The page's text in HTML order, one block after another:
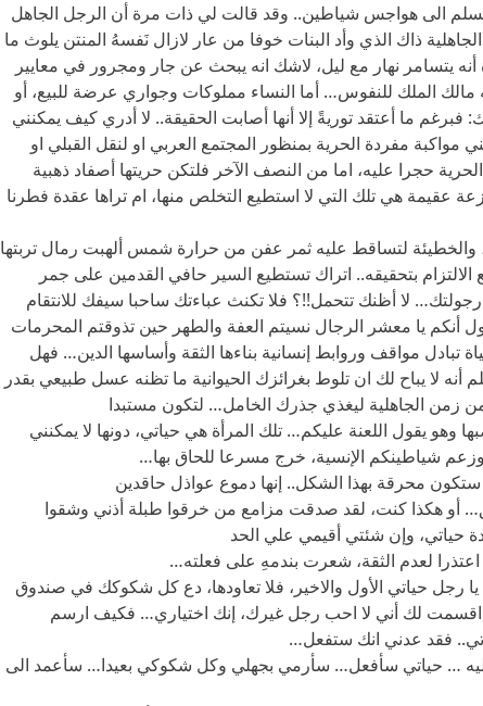
الى هواجس شياطين.. وقد قالت لي ذات مرة أن الرجل الجاهل
ذاك الذي وأد البنات خوفا من عار لازال نَفسهُ المنتن يلوث ما
يتسامر نهار مع ليل، لاشك انه يبحث عن جار ومجرور في معايير
مالك الملك للنفوس… أما النساء مملوكات وجواري عرضة للبيع، أو
ما أعتقد توريةً إلا أنها أصابت الحقيقة.. لا أدري كيف يمكنني
مواكبة مفردة الحرية بمنظور المجتمع العربي او لنقل القبلي او
حجرا عليه، اما من النصف الآخر فلتكن حريتها أصفاد ذهبية
عقيمة هي تلك التي لا استطيع التخلص منها، ام تراها عقدة فطرنا
والخطيئة لتساقط عليه ثمر عفن من حرارة شمس ألهبت رمال تربتها
بتحقيقه.. اتراك تستطيع السير حافي القدمين على جمر
لا أظنك تتحمل!!؟ فلا تكنث عباءتك ساحبا سيفك للانتقام
أنكم يا معشر الرجال نسيتم العفة والطهر حين تذوقتم المحرمات
تبادل مواقف وروابط إنسانية بناءها الثقة وأساسها الدين… فهل
لا يباح لك ان تلوط بغرائزك الحيوانية ما تظنه عسل طبيعي بقدر
زمن الجاهلية ليغذي جذرك الخامل… لتكون مستبدا
وهو يقول اللعنة عليكم… تلك المرأة هي حياتي، دونها لا يمكنني
شياطينكم الإنسية، خرج مسرعا للحاق بها…
ستكون محرقة بهذا الشكل.. إنها دموع عواذل حاقدين
أو هكذا كنت، لقد صدقت مزامع من خرقوا طبلة أذني وشقوا
حياتي، وإن شئتي أقيمي علي الحد
لعدم الثقة، شعرت بندمهِ على فعلته…
رجل حياتي الأول والاخير، فلا تعاودها، دع كل شكوكك في صندوق
اقسمت لك أني لا احب رجل غيرك، إنك اختياري… فكيف ارسم
فقد عدني انك ستفعل…
… حياتي سأفعل… سأرمي بجهلي وكل شكوكي بعيدا… سأعمد الى